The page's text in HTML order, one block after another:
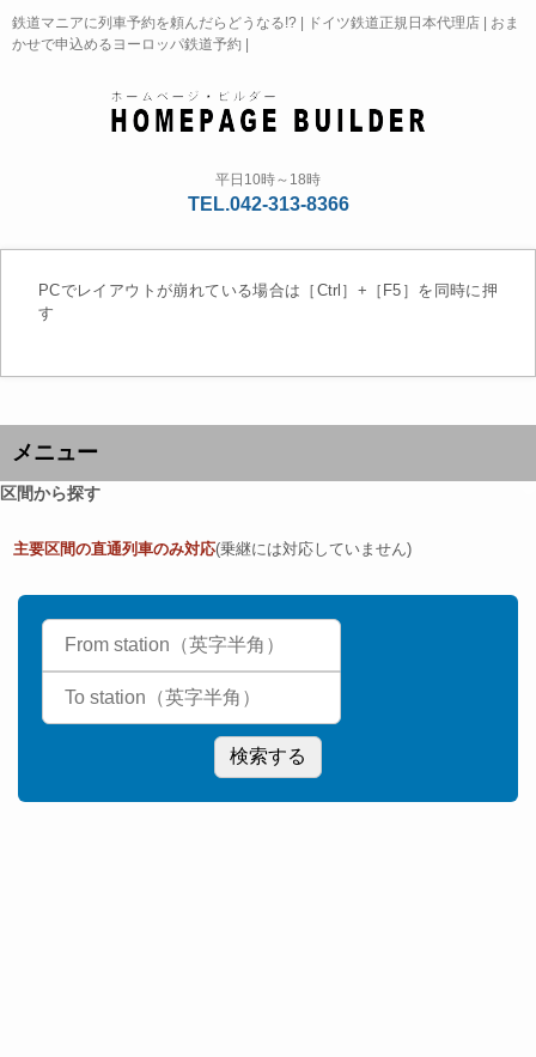
鉄道マニアに列車予約を頼んだらどうなる!? | ドイツ鉄道正規日本代理店 | おま
かせで申込めるヨーロッパ鉄道予約 |
平日10時～18時
TEL.042-313-8366
PCでレイアウトが崩れている場合は［Ctrl］+［F5］を同時に押
す
メニュー
区間から探す
主要区間の直通列車のみ対応(乗継には対応していません)